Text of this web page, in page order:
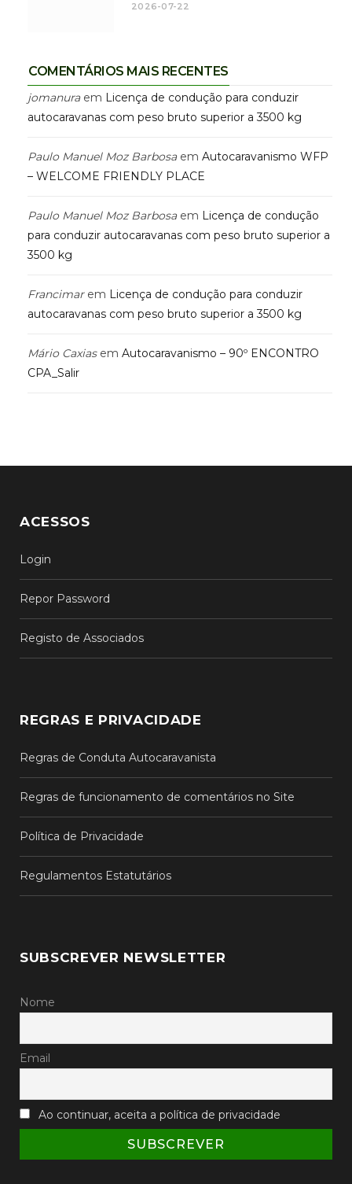
2026-07-22
COMENTÁRIOS MAIS RECENTES
jomanuraem Licença de condução para conduzir
autocaravanas com peso bruto superior a 3500 kg
Paulo Manuel Moz Barbosaem Autocaravanismo WFP
– WELCOME FRIENDLY PLACE
Paulo Manuel Moz Barbosaem Licença de condução
para conduzir autocaravanas com peso bruto superior a
3500 kg
Francimarem Licença de condução para conduzir
autocaravanas com peso bruto superior a 3500 kg
Mário Caxiasem Autocaravanismo – 90º ENCONTRO
CPA_Salir
ACESSOS
Login
Repor Password
Registo de Associados
REGRAS E PRIVACIDADE
Regras de Conduta Autocaravanista
Regras de funcionamento de comentários no Site
Política de Privacidade
Regulamentos Estatutários
SUBSCREVER NEWSLETTER
Nome
Email
Ao continuar, aceita a política de privacidade